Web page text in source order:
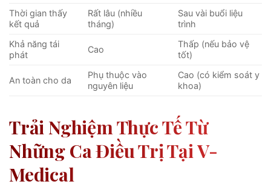
Thời gian thấy
kết quả
Rất lâu (nhiều
tháng)
Sau vài buổi liệu
trình
Khả năng tái
phát
Cao
Thấp (nếu bảo vệ
tốt)
An toàn cho da
Phụ thuộc vào
nguyên liệu
Cao (có kiểm soát y
khoa)
Trải Nghiệm Thực Tế Từ
Những Ca Điều Trị Tại V-
Medical